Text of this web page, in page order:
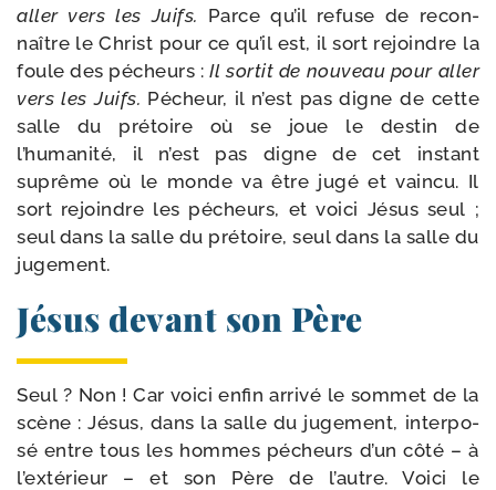
aller vers les Juifs. Parce qu’il refuse de recon­
naître le Christ pour ce qu’il est, il sort rejoindre la
foule des pécheurs :Il sor­tit de nou­veau pour aller
vers les Juifs. Pécheur, il n’est pas digne de cette
salle du pré­toire où se joue le des­tin de
l’humanité, il n’est pas digne de cet ins­tant
suprême où le monde va être jugé et vain­cu. Il
sort rejoindre les pécheurs, et voi­ci Jésus seul ;
seul dans la salle du pré­toire, seul dans la salle du
jugement.
Jésus devant son Père
Seul ? Non ! Car voi­ci enfin arri­vé le som­met de la
scène : Jésus, dans la salle du juge­ment, inter­po­
sé entre tous les hommes pécheurs d’un côté – à
l’extérieur – et son Père de l’autre. Voici le